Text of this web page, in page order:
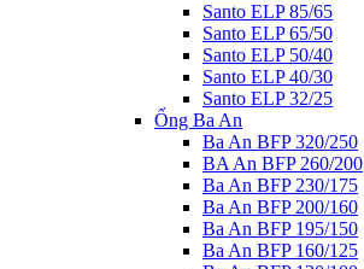
Santo ELP 85/65
Santo ELP 65/50
Santo ELP 50/40
Santo ELP 40/30
Santo ELP 32/25
Ống Ba An
Ba An BFP 320/250
BA An BFP 260/200
Ba An BFP 230/175
Ba An BFP 200/160
Ba An BFP 195/150
Ba An BFP 160/125